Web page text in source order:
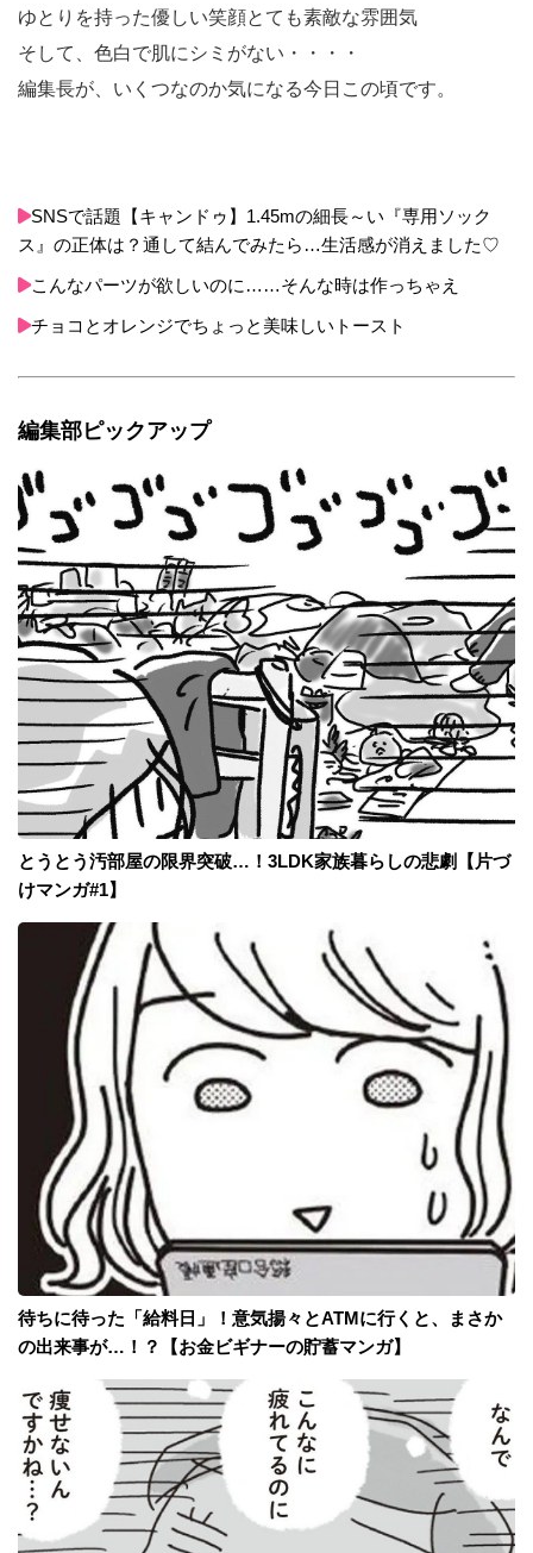
ゆとりを持った優しい笑顔とても素敵な雰囲気
そして、色白で肌にシミがない・・・・
編集長が、いくつなのか気になる今日この頃です。
SNSで話題【キャンドゥ】1.45mの細長～い『専用ソック
ス』の正体は？通して結んでみたら…生活感が消えました♡
こんなパーツが欲しいのに……そんな時は作っちゃえ
チョコとオレンジでちょっと美味しいトースト
編集部ピックアップ
とうとう汚部屋の限界突破…！3LDK家族暮らしの悲劇【片づ
けマンガ#1】
待ちに待った「給料日」！意気揚々とATMに行くと、まさか
の出来事が…！？【お金ビギナーの貯蓄マンガ】